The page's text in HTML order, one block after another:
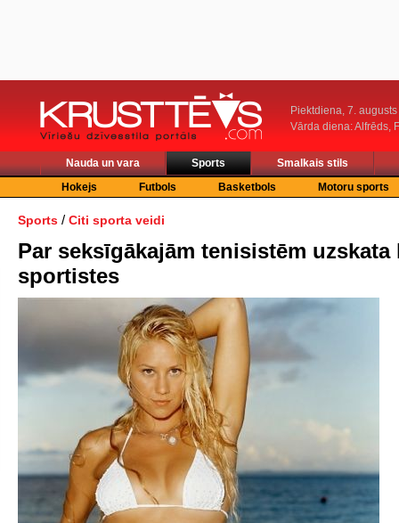
Piektdiena, 7. augusts
Vārda diena: Alfrēds,
Nauda un vara Sports
Smalkais stils
Hokejs
Futbols Basketbols Motoru sports
Sports / Citi sporta veidi
Par seksīgākajām tenisistēm uzskata
sportistes